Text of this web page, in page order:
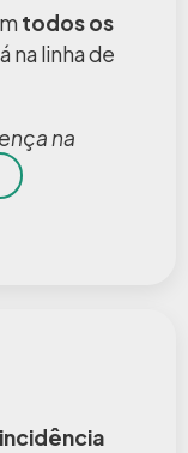
todos os
na linha de
na
incidência